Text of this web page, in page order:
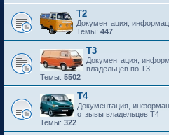
T2
Документация,
Темы: 447
T3
Документация,
владельцев по T3
Темы: 5502
T4
Документация,
отзывы владельцев T4
Темы: 322